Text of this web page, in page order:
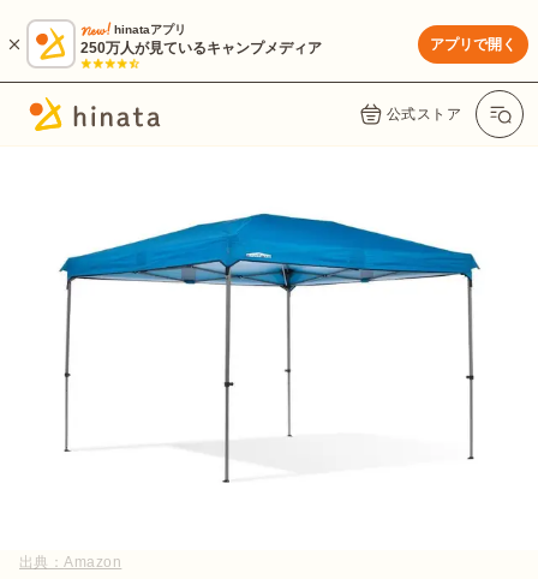
hinataアプリ
250万人が見ているキャンプメディア アプリで開く
公式ストア
出典：Amazon